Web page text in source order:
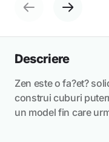
Descriere
Zen este o fa?et?
construi cuburi
un model fin care